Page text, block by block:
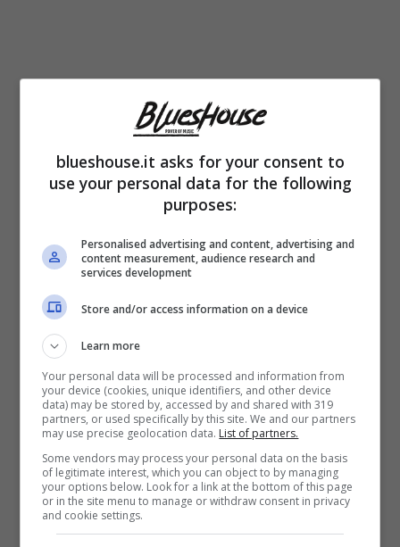
Il recentescattocondiviso da Boschetto sul
suo canale social è stata una risposta
condita da una potentecarica emotiva
l’annuncio del loro
rappresenta un autenticomomento di
affetto, ha catturato l’attenzione dei fan,
confermando che l’amore per il tenore, in
questo periodo è sopra ogni cosa.
Ignazio Boschetto e lo SCATTO
blueshouse.it asks for your consent to
use your personal data for the following
purposes:
Personalised advertising and content, advertising and
content measurement, audience research and
services development
Store and/or access information on a device
Learn more
Your personal data will be processed and information from
your device (cookies, unique identifiers, and other device
data) may be stored by, accessed by and shared with 319
partners, or used specifically by this site. We and our partners
may use precise geolocation data. List of partners.
Some vendors may process your personal data on the basis
of legitimate interest, which you can object to by managing
your options below. Look for a link at the bottom of this page
or in the site menu to manage or withdraw consent in privacy
and cookie settings.